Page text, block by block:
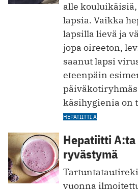
alle
lapsia. Vaikka
lapsilla lievä ja
jopa oireeton,
saanut lapsi
eteenpäin
käsihygienia on
HEPATIITTI A
Hepatiitti
ryvästymä
vuonna